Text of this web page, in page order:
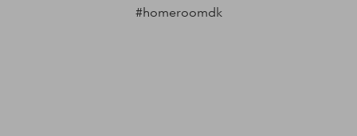
#homeroomdk